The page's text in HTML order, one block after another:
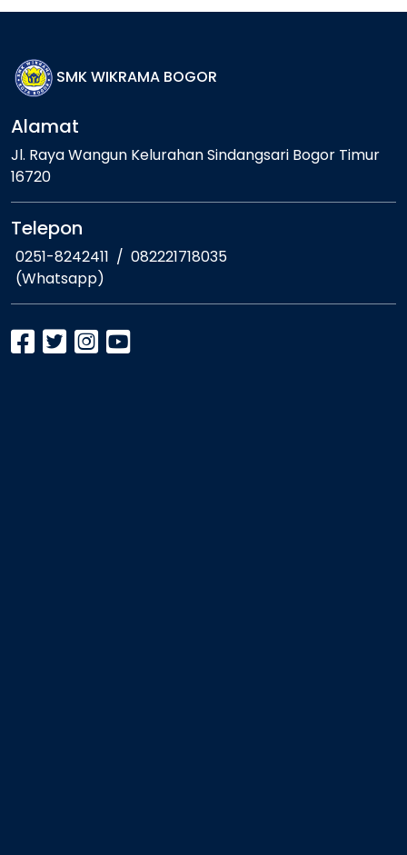
SMK WIKRAMA BOGOR
Alamat
Jl. Raya Wangun Kelurahan Sindangsari Bogor Timur
16720
Telepon
0251-8242411 / 082221718035
(Whatsapp)